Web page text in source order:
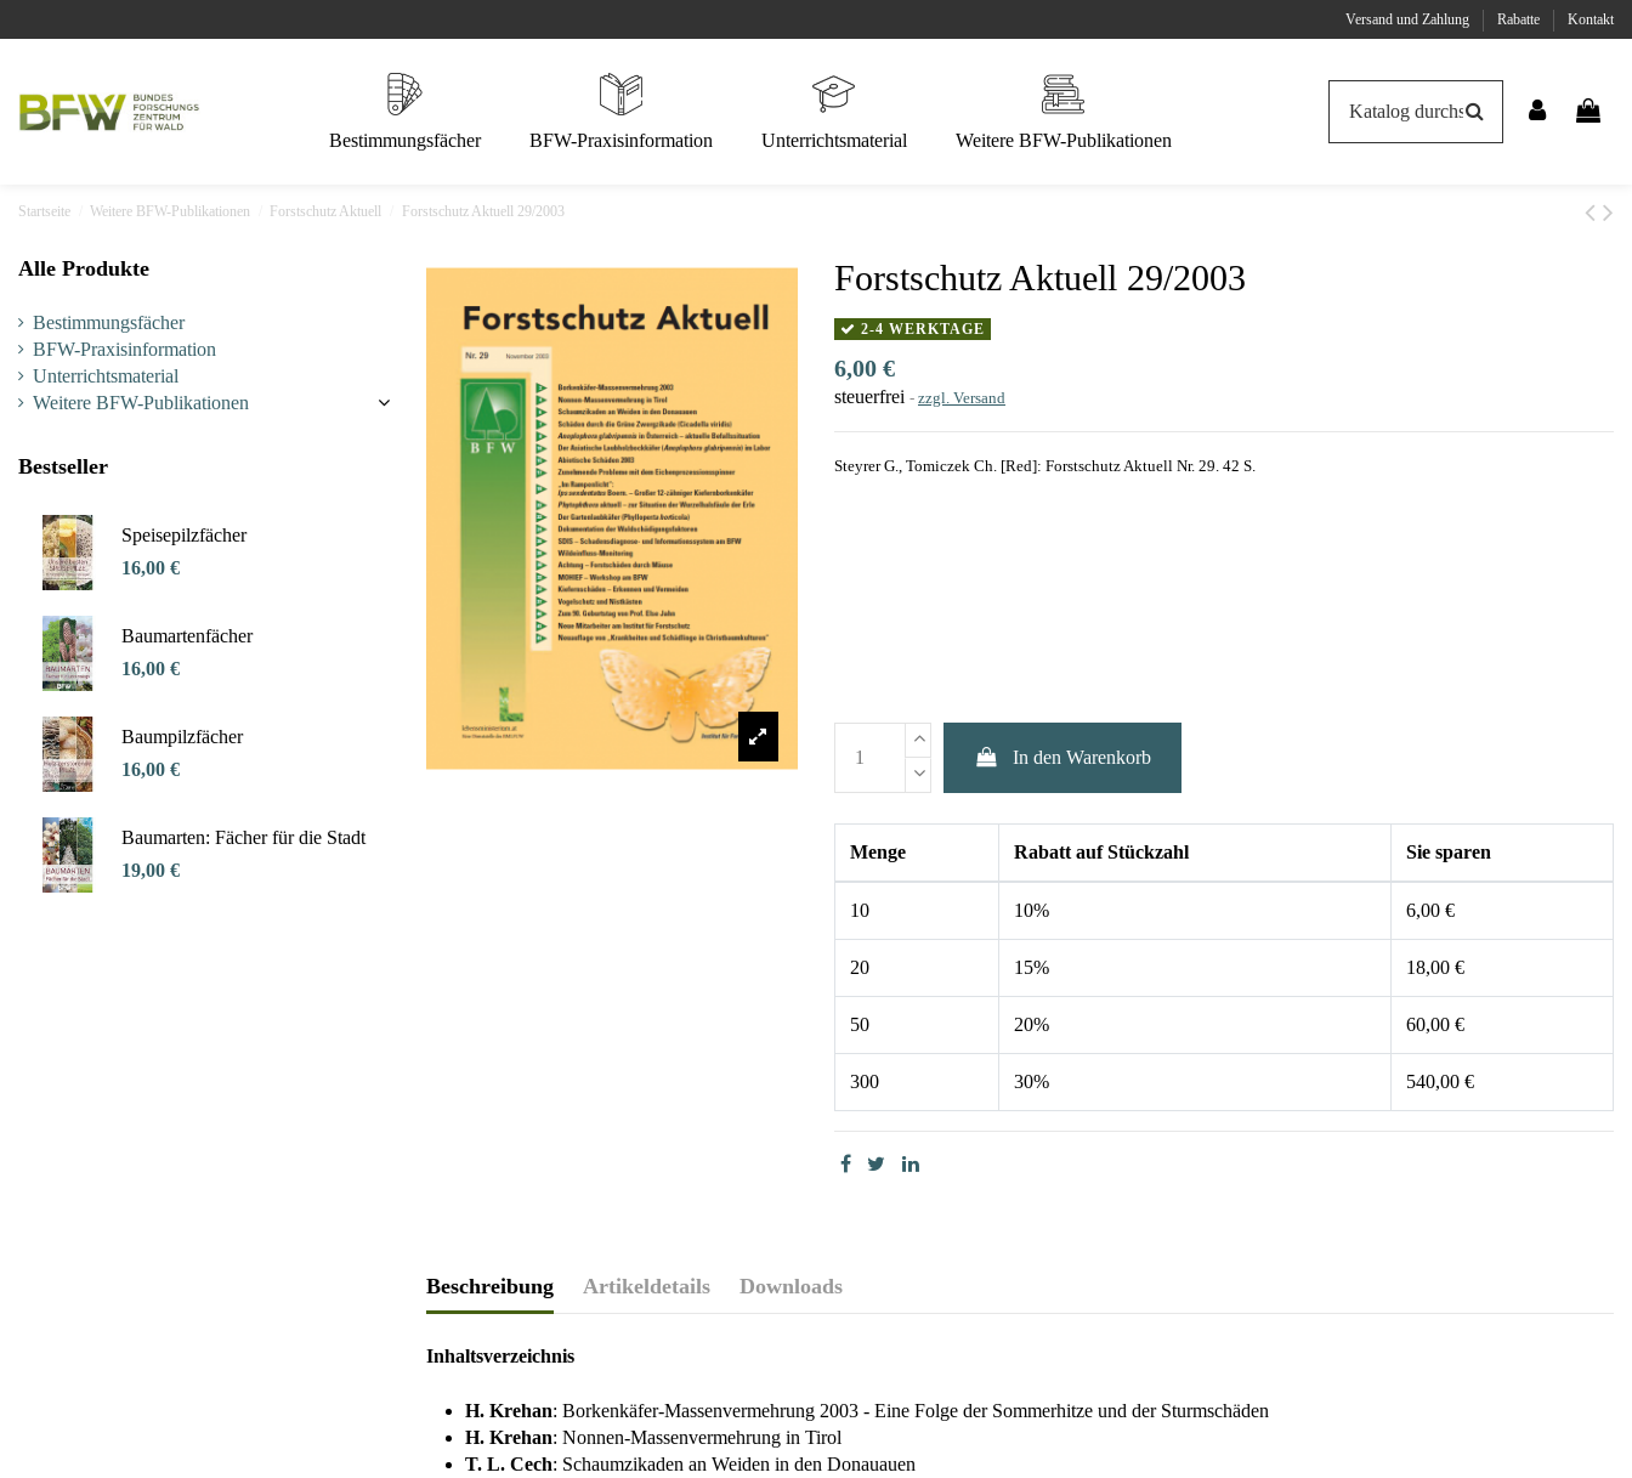
Versand und Zahlung Rabatte Kontakt
Bestimmungsfächer BFW-Praxisinformation Unterrichtsmaterial Weitere BFW-Publikationen
Startseite Weitere BFW-Publikationen Forstschutz Aktuell Forstschutz Aktuell 29/2003
Forstschutz Aktuell 29/2003
2-4 WERKTAGE
6,00 €
steuerfrei zzgl. Versand
Steyrer G., Tomiczek Ch. [Red]: Forstschutz Aktuell Nr. 29. 42 S.
In den Warenkorb
Menge Rabatt auf Stückzahl Sie sparen
10 10% 6,00 €
20 15% 18,00 €
50 20% 60,00 €
300 30% 540,00 €
Beschreibung Artikeldetails Downloads
Inhaltsverzeichnis
H. Krehan: Borkenkäfer-Massenvermehrung 2003 - Eine Folge der Sommerhitze und der Sturmschäden
H. Krehan: Nonnen-Massenvermehrung in Tirol
T. L. Cech: Schaumzikaden an Weiden in den Donauauen
Alle Produkte
Bestimmungsfächer
BFW-Praxisinformation
Unterrichtsmaterial
Weitere BFW-Publikationen
Bestseller
Speisepilzfächer
16,00 €
Baumartenfächer
16,00 €
Baumpilzfächer
16,00 €
Baumarten: Fächer für die Stadt
19,00 €